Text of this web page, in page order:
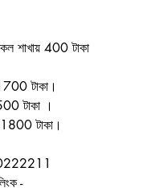
শাখায় 400 টাকা
টাকা।
টাকা ।
টাকা।
Admission link লিংক -